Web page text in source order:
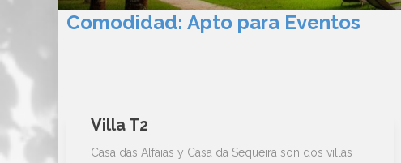
Comodidad: Apto para Eventos
Villa T2
Casa das Alfaias y Casa da Sequeira son dos villas